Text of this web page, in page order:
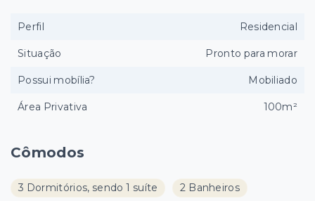
Cômodos
3 Dormitórios, sendo 1 suíte 2 Banheiros
Perfil Residencial
Situação Pronto para morar
Possui mobília? Mobiliado
Área Privativa 100m²